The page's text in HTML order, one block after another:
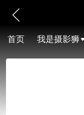
首页 我是摄影狮